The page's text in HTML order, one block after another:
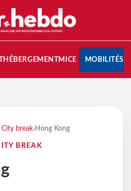
HÉBERGEMENTMICE MOBILITÉS
break› Hong Kong
BREAK